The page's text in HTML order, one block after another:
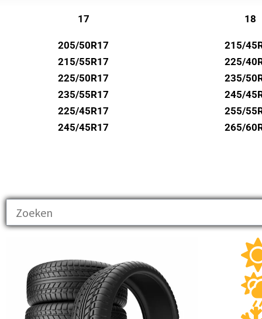
TRELLEBORG
UNIROYAL
VREDESTEIN
WANLI
WESTLAKE
17
205/50R17
215/55R17
225/50R17
235/55R17
225/45R17
245/45R17
18
215/
225/
235/
245/
255/
265/